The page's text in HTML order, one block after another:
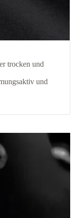
trocken und
und